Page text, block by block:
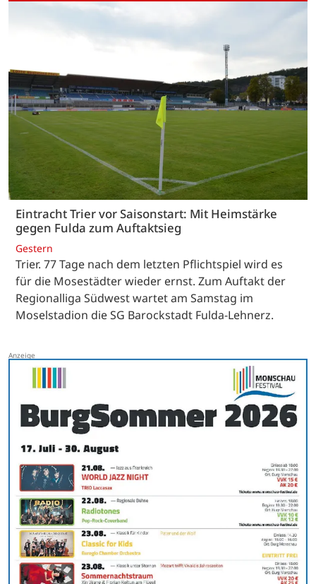
Eintracht Trier vor Saisonstart: Mit Heimstärke
gegen Fulda zum Auftaktsieg
Gestern
Trier. 77 Tage nach dem letzten Pflichtspiel wird es
für die Mosestädter wieder ernst. Zum Auftakt der
Regionalliga Südwest wartet am Samstag im
Moselstadion die SG Barockstadt Fulda-Lehnerz.